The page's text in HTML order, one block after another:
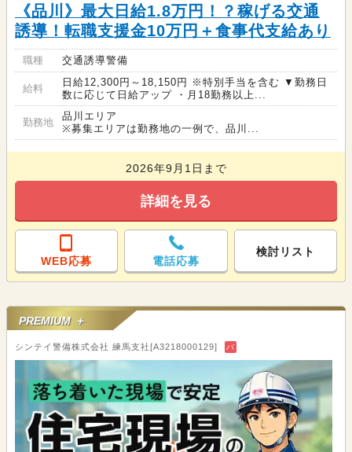
《品川》最大日給1.8万円！？稼げる交通
誘導！転職支援金10万円＋食事代支給あり
職種 交通誘導警備
給料
日給12,300円～18,150円 ※特別手当を含む ▼勤務日
数に応じて日給アップ ・月18勤務以上...
勤務地
品川エリア
※募集エリアは勤務地の一例で、品川...
2026年9月1日まで
詳細を見る
WEB応募 電話応募
検討リスト
PREMIUM ＋
シンテイ警備株式会社 練馬支社[A3218000129] バ